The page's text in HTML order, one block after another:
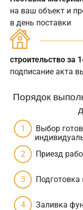
на ваш объект и
в день поставки
строительство за
подписание акта
Порядок
Выбор
Приезд
Подготовка
Заливка